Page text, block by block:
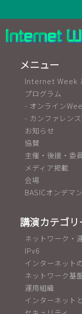
メニュー
Internet Week
プログラム
- オンライン
- カンファレン
お知らせ
協賛
主催・後援・委
メディア掲載
会場
BASICオンデマ
講演カテゴリ
ネットワーク・
IPv6
インターネット
ネットワーク基
運用組織
インターネット